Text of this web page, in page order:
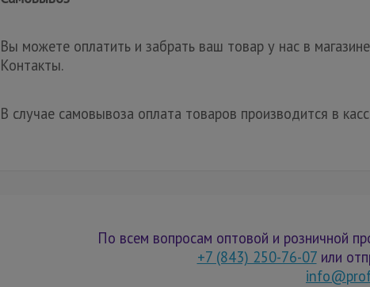
Вы можете оплатить и забрать ваш товар у нас в
Контакты.
В случае самовывоза оплата товаров производится в
По всем вопросам оптовой и розничной
+7 (843) 250-76-07или